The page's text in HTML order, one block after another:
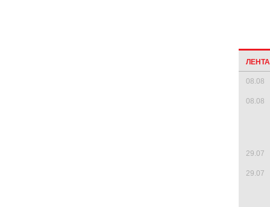
08.08
08.08
29.07
29.07